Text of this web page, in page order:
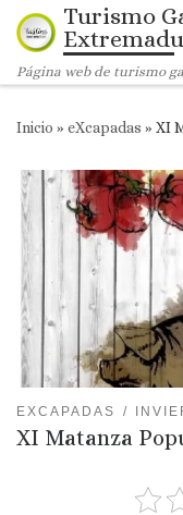
Saltar al contenido
Turismo
Página web de turismo
Inicio » eXcapadas » XI
EXCAPADAS
XI Matanza